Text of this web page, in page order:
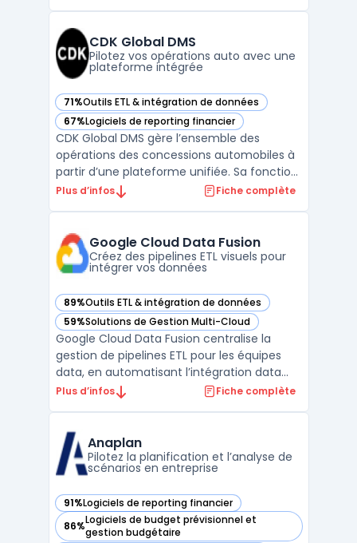
réunit bases de données, outils d’analyse
avancée et ...
CDK Global DMS
Pilotez vos opérations auto avec une
plateforme intégrée
71%Outils ETL & intégration de données
— voir CDK Global DMS dans cette catégorie
67%Logiciels de reporting financier
— voir CDK Global DMS dans cette catégorie
CDK Global DMS gère l’ensemble des
opérations des concessions automobiles à
partir d’une plateforme unifiée. Sa fonction
principale consiste à orchestrer la gestion
conformité stricte aux règles du secteur.
Les concessi ...
Plus d’infos Fiche complète
Google Cloud Data Fusion
Créez des pipelines ETL visuels pour
intégrer vos données
89%Outils ETL & intégration de données
— voir Google Cloud Data Fusion dans cette catégorie
59%Solutions de Gestion Multi-Cloud
— voir Google Cloud Data Fusion dans cette catégorie
Google Cloud Data Fusion centralise la
gestion de pipelines ETL pour les équipes
data, en automatisant l’intégration data
dans un contexte cloud natif. Les
multiples et garantir leur traçabilité, leur
confidentialité et ...
Plus d’infos Fiche complète
Anaplan
Pilotez la planification et l’analyse de
scénarios en entreprise
91%Logiciels de reporting financier
— voir Anaplan dans cette catégorie
86%Logiciels de budget prévisionnel et
gestion budgétaire
— voir Anaplan dans cette catégorie